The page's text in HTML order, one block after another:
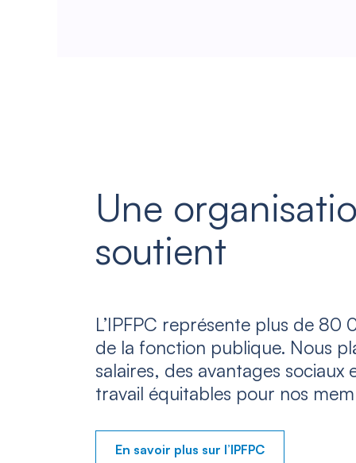
Une
soutient
L’IPFPC représente plus de 80
de la fonction publique. Nous
salaires, des avantages sociaux
travail équitables pour nos
En savoir plus sur l’IPFPC